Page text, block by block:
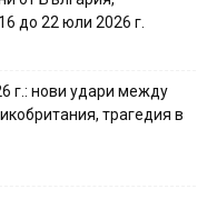
до 22 юли 2026 г.
г.: нови удари между
трагедия в